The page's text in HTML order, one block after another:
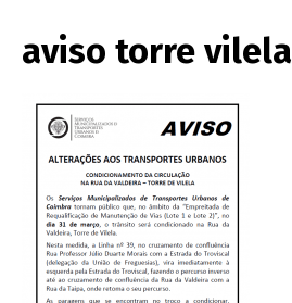
aviso torre vilela